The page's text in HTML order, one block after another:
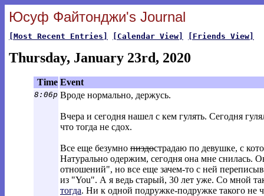
Юсуф Файтонджи's Journal
[Most Recent Entries] [Calendar View] [Friends View]
Thursday, January 23rd, 2020
Time Event
8:06p Вроде нормально, держусь.
Вчера и сегодня нашел с кем гулять. Сегодня
что тогда не сдох.
Все еще безумно пиздострадаю по девушке, с
Натурально одержим, сегодня она мне снилась.
отношений", но все еще зачем-то с ней
из "You". А я ведь старый, 30 лет уже. Со мной
тогда. Ни к одной подружке-подружке такого не